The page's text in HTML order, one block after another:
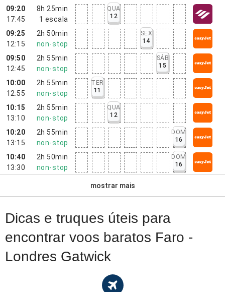
09:20
17:45
8h 25min
1 escala
QUA
12
09:25
12:15
2h 50min
non-stop
SEX
14
09:50
12:45
2h 55min
non-stop
SÁB
15
10:00
12:55
2h 55min
non-stop
TER
11
10:15
13:10
2h 55min
non-stop
QUA
12
10:20
13:15
2h 55min
non-stop
DOM
16
10:40
13:30
2h 50min
non-stop
DOM
16
mostrar mais
Dicas e truques úteis para
encontrar voos baratos Faro -
Londres Gatwick